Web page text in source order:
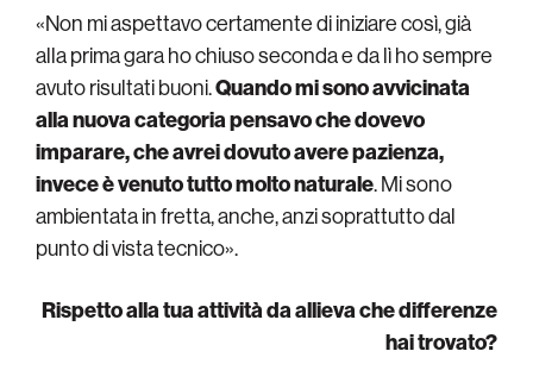
«Non mi aspettavo certamente di iniziare così, già
alla prima gara ho chiuso seconda e da lì ho sempre
avuto risultati buoni.Quando mi sono avvicinata
alla nuova categoria pensavo che dovevo
imparare, che avrei dovuto avere pazienza,
invece è venuto tutto molto naturale. Mi sono
ambientata in fretta, anche, anzi soprattutto dal
punto di vista tecnico».
Rispetto alla tua attività da allieva che differenze
hai trovato?